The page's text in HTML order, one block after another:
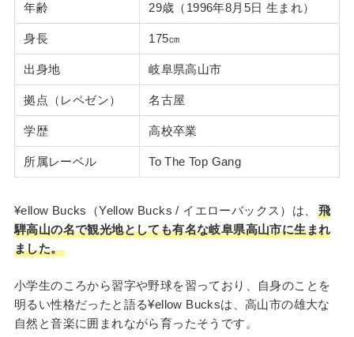
年齢 29歳（1996年8月5日 生まれ）
身長 175㎝
出身地 岐阜県高山市
拠点（レペゼン） 名古屋
学歴 高校卒業
所属レーベル To The Top Gang
¥ellow Bucks（Yellow Bucks / イエローバックス）は、
飛
騨高山の名で観光地としても有名な岐阜県高山市に生まれ
ました。
小学生のころから習字や野球を習っており、自身のことを
明るい性格だったと語る¥ellow Bucksは、高山市の雄大な
自然と音楽に囲まれながら育ったそうです。